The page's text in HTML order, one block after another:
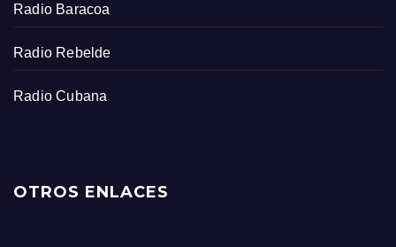
Radio Baracoa
Radio Rebelde
Radio Cubana
OTROS ENLACES